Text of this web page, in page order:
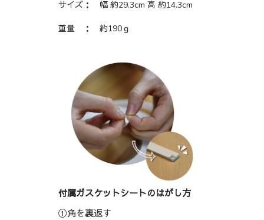
サイズ： 幅 約29.3cm 高 約14.3cm
重量 ： 約190ｇ
付属ガスケットシートのはがし方
①角を裏返す